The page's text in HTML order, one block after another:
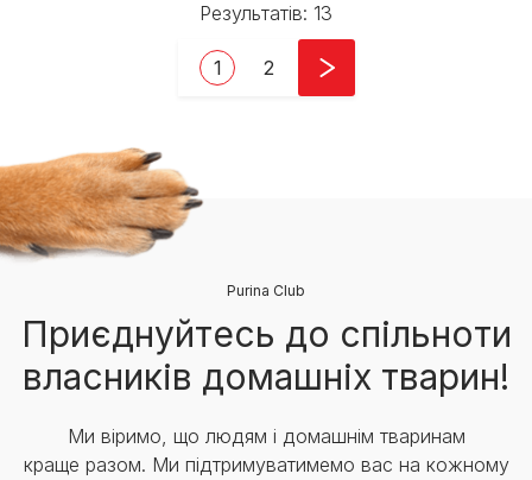
Результатів: 13
Current page
1 Page
2
Purina Club
Приєднуйтесь до спільноти
власників домашніх тварин!
Ми віримо, що людям і домашнім тваринам
краще разом. Ми підтримуватимемо вас на кожному